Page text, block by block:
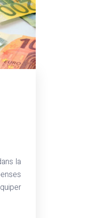
la